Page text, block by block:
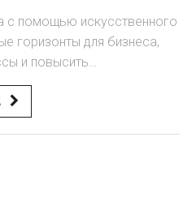
с помощью искусственного
горизонты для бизнеса,
и повысить
на преимущества,
с конфиденциальностью